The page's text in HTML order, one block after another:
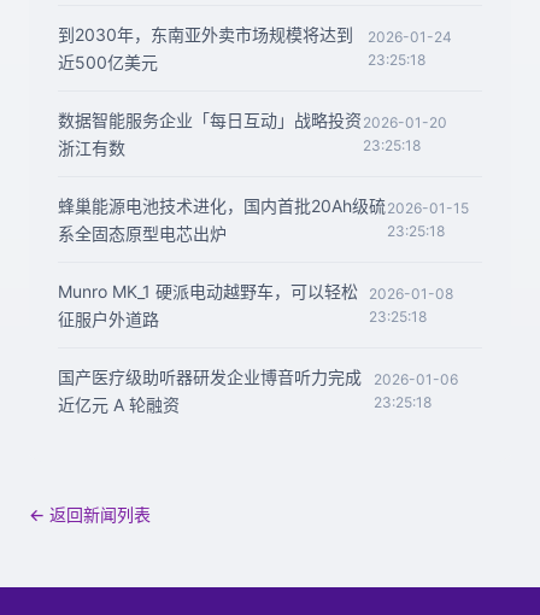
到2030年，东南亚外卖市场规模将达到
近500亿美元
2026-01-24
23:25:18
数据智能服务企业「每日互动」战略投资
浙江有数
2026-01-20
23:25:18
蜂巢能源电池技术进化，国内首批20Ah级硫
系全固态原型电芯出炉
2026-01-15
23:25:18
Munro MK_1 硬派电动越野车，可以轻松
征服户外道路
2026-01-08
23:25:18
国产医疗级助听器研发企业博音听力完成
近亿元 A 轮融资
2026-01-06
23:25:18
← 返回新闻列表